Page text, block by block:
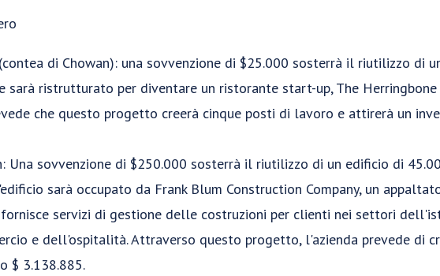
di Chowan): una sovvenzione di $25.000 sosterrà il riutilizzo di
sarà ristrutturato per diventare un ristorante start-up, The
che questo progetto creerà cinque posti di lavoro e attirerà un
Una sovvenzione di $250.000 sosterrà il riutilizzo di un edificio di
sarà occupato da Frank Blum Construction Company, un
servizi di gestione delle costruzioni per clienti nei settori
e dell'ospitalità. Attraverso questo progetto, l'azienda prevede di
$ 3.138.885.